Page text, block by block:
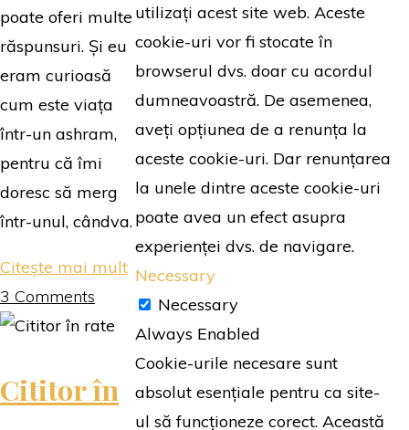
poate oferi multe
răspunsuri. Și eu
eram curioasă
cum este viața
într-un ashram,
pentru că îmi
doresc să merg
într-unul, cândva.
Citește mai mult"Namaste.
Un
roman
de
aventuri
3 Comments
Cititor în
utilizați acest site web. Aceste
cookie-uri vor fi stocate în
browserul dvs. doar cu acordul
dumneavoastră. De asemenea,
aveți opțiunea de a renunța la
aceste cookie-uri. Dar renunțarea
la unele dintre aceste cookie-uri
poate avea un efect asupra
experienței dvs. de navigare.
Necessary
Necessary
Always Enabled
Cookie-urile necesare sunt
absolut esențiale pentru ca site-
ul să funcționeze corect. Această